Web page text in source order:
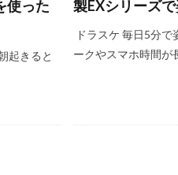
使った
起きると
製EXシリーズ
ドラスケ 毎日5分
ークやスマホ時間が